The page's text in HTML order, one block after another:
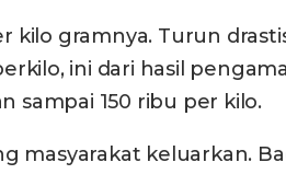
kilo gramnya. Turun
ini dari hasil
sampai 150 ribu per kilo.
masyarakat keluarkan.